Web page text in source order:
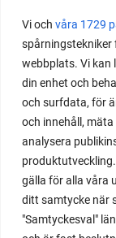
Vi och våra 1729
spårningstekniker
webbplats. Vi kan
din enhet och
och surfdata, för
och innehåll,
analysera
gälla för alla våra
ditt samtycke när
"Samtyckesval"
växter i en
Perfekt om